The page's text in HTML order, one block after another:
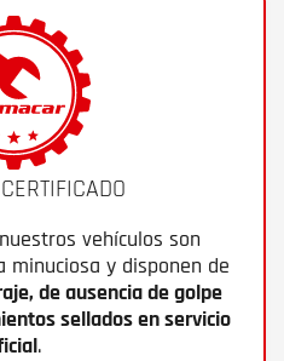
vehículos son
minuciosa y disponen de
de ausencia de golpe
sellados en servicio
.